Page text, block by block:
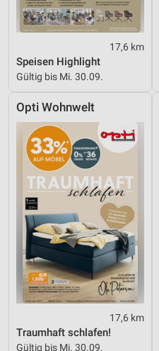
17,6 km
Speisen Highlight
Gültig bis Mi. 30.09.
Opti Wohnwelt
17,6 km
Traumhaft schlafen!
Gültig bis Mi. 30.09.